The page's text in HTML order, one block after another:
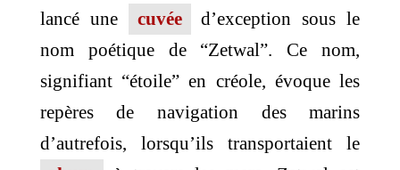
lancé une
cuvée
d’exception sous le
nom poétique de “Zetwal”. Ce nom,
signifiant “étoile” en créole, évoque les
repères de navigation des marins
d’autrefois, lorsqu’ils transportaient le